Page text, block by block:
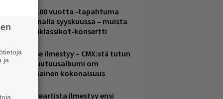
Valtava Yle 100 vuotta -tapahtuma
Arenalla syyskuussa – muista
metalliklassikot-konsertti
se ilmestyy – CMX:stä tutun
Yrjänän uutuusalbumi om
kokonaisuus
Neil Peartista ilmestyy ensi
ja